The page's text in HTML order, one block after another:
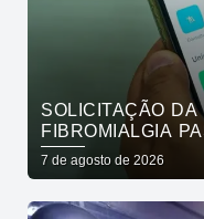
SOLICITAÇÃO
FIBROMIALGIA
PESSOA NA
7 de agosto de 2026